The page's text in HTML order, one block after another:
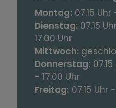
Montag: 07.15
Dienstag: 07.15
17.00 Uhr
Mittwoch:
Donnerstag:
- 17.00 Uhr
Freitag: 07.15 Uhr